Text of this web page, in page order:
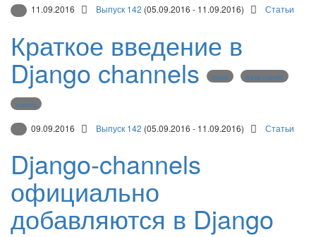
11.09.2016 Выпуск 142 (05.09.2016 - 11.09.2016) Статьи
Краткое введение в
Django channels Django django channels
channels
09.09.2016 Выпуск 142 (05.09.2016 - 11.09.2016) Статьи
Django-channels
официально
добавляются в Django